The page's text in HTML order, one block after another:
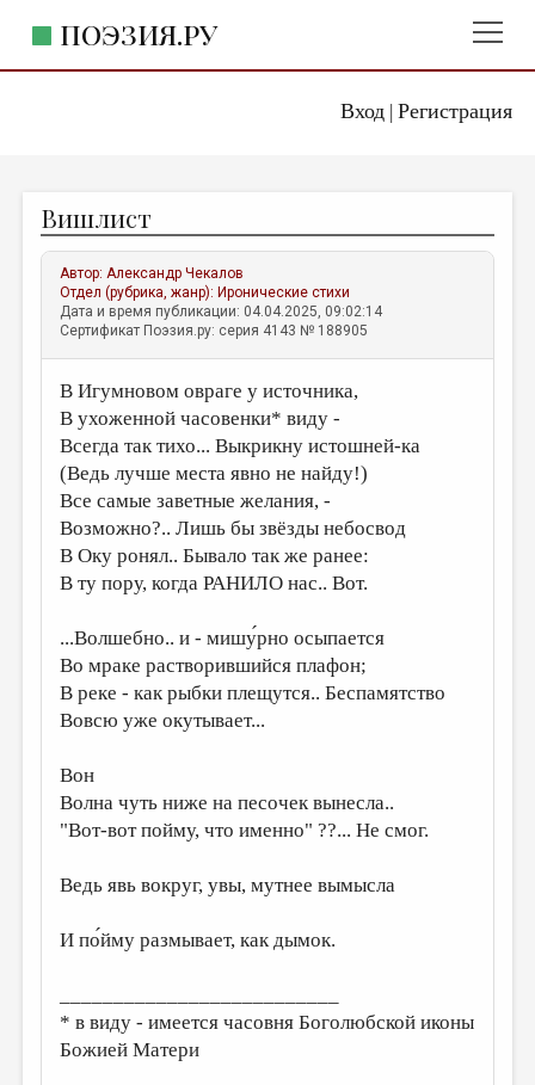
Вход| Регистрация
ПОЭЗИЯ.РУ
ЖАНРЫ
АВТОРЫ
КОММЕНТАРИИ
ЛИТСАЛОН
НОВОСТИ
ПРАВИЛА САЙТА
ОТДЕЛЫ И РУБРИКИ
ИЗБРАННОЕ
ДАЙДЖЕСТ
ПЕРЕВОДЫ
КОНКУРСЫ
ДЕТСКАЯ КОМНАТА
КНИЖНАЯ ПОЛКА
ОБЗОР ЛИТЕРАТУРЫ
КОЛОНКА РЕДАКТОРА
ОТ РЕДАКЦИИ
Вишлист
Автор:Александр Чекалов
Отдел (рубрика, жанр): Иронические стихи
Дата и время публикации: 04.04.2025, 09:02:14
Сертификат Поэзия.ру: серия 4143 № 188905
В Игумновом овраге у источника,
В ухоженной часовенки* виду -
Всегда так тихо... Выкрикну истошней-ка
(Ведь лучше места явно не найду!)
Все самые заветные желания, -
Возможно?.. Лишь бы звёзды небосвод
В Оку ронял.. Бывало так же ранее:
В ту пору, когда РАНИЛО нас.. Вот.
...Волшебно.. и - мишу́рно осыпается
Во мраке растворившийся плафон;
В реке - как рыбки плещутся.. Беспамятство
Вовсю уже окутывает...
Вон
Волна чуть ниже на песочек вынесла..
"Вот-вот пойму, что именно" ??... Не смог.
Ведь явь вокруг, увы, мутнее вымысла
И по́йму размывает, как дымок.
* в виду - имеется часовня Боголюбской иконы
Божией Матери